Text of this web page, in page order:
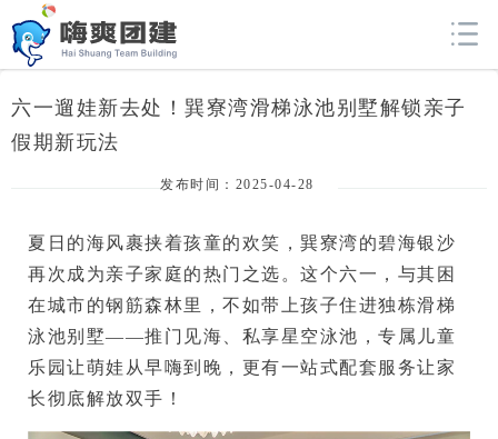
六一遛娃新去处！巽寮湾滑梯泳池别墅解锁亲子
假期新玩法
发布时间：2025-04-28
夏日的海风裹挟着孩童的欢笑， 巽寮湾的碧海银沙
再次成为亲子家庭的热门之选。这个六一，与其困
在城市的钢筋森林里，不如带上孩子住进独栋滑梯
泳池别墅——推门见海、私享星空泳池，专属儿童
乐园让萌娃从早嗨到晚，更有一站式配套服务让家
长彻底解放双手！